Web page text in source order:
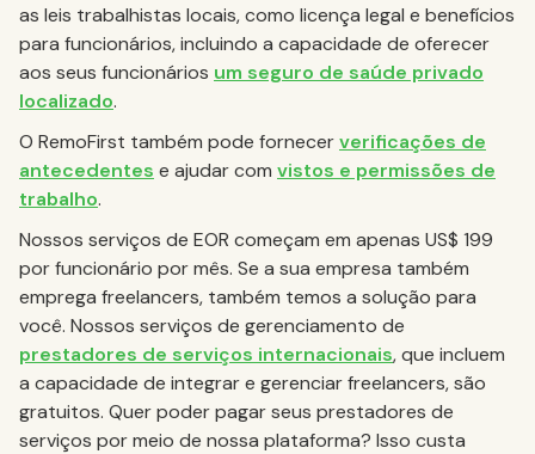
as leis trabalhistas locais, como licença legal e benefícios
para funcionários, incluindo a capacidade de oferecer
aos seus funcionários um seguro de saúde privado
localizado.
O RemoFirst também pode fornecerverificações de
antecedentes e ajudar com vistos e permissões de
trabalho.
Nossos serviços de EOR começam em apenas US$ 199
por funcionário por mês. Se a sua empresa também
emprega freelancers, também temos a solução para
você. Nossos serviços de gerenciamento de
prestadores de serviços internacionais, que incluem
a capacidade de integrar e gerenciar freelancers, são
gratuitos. Quer poder pagar seus prestadores de
serviços por meio de nossa plataforma? Isso custa